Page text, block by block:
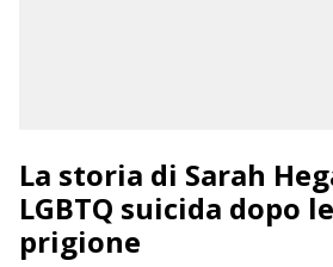
La storia di Sarah
LGBTQ suicida dopo
prigione